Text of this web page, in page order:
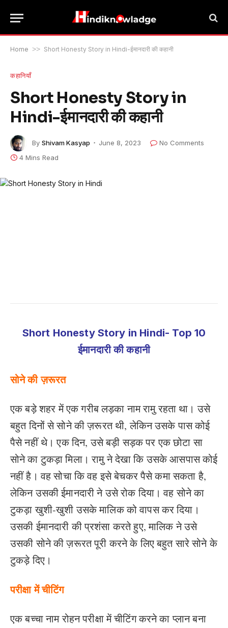
Home >> Short Honesty Story in Hindi-ईमानदारी की कहानी
कहानियाँ
Short Honesty Story in
Hindi-ईमानदारी की कहानी
By Shivam Kasyap June 8, 2023
No Comments
4 Mins Read
Short Honesty Story in Hindi- Top 10
ईमानदारी की कहानी
सोने की ज़रूरत
एक बड़े शहर में एक गरीब लड़का नाम रामु रहता था। उसे
बहुत दिनों से सोने की ज़रूरत थी, लेकिन उसके पास कोई
पैसे नहीं थे। एक दिन, उसे बड़ी सड़क पर एक छोटा सा
सोने का टुकड़ा मिला। रामु ने देखा कि उसके आसपास कोई
नहीं है। वह सोचा कि वह इसे बेचकर पैसे कमा सकता है,
लेकिन उसकी ईमानदारी ने उसे रोक दिया। वह सोने का
टुकड़ा खुशी-खुशी उसके मालिक को वापस कर दिया।
उसकी ईमानदारी की प्रशंसा करते हुए, मालिक ने उसे
उसकी सोने की ज़रूरत पूरी करने के लिए बहुत सारे सोने के
टुकड़े दिए।
परीक्षा में चीटिंग
एक बच्चा नाम रोहन परीक्षा में चीटिंग करने का प्लान बना